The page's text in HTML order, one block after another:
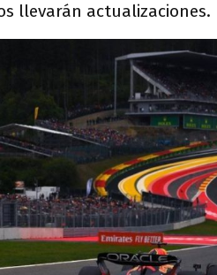
llevarán actualizaciones.